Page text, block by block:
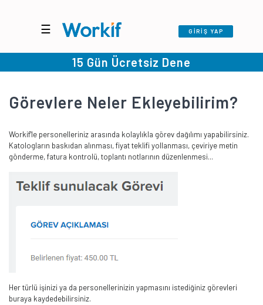
☰ GİRİŞ YAP
15 Gün Ücretsiz Dene
Görevlere Neler Ekleyebilirim?
Workif'le personelleriniz arasında kolaylıkla görev dağılımı yapabilirsiniz.
Katologların baskıdan alınması, fiyat teklifi yollanması, çeviriye metin
gönderme, fatura kontrolü, toplantı notlarının düzenlenmesi...
Her türlü işinizi ya da personellerinizin yapmasını istediğiniz görevleri
buraya kaydedebilirsiniz.